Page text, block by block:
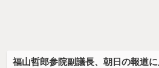
福山哲郎参院副議長、朝日の報道